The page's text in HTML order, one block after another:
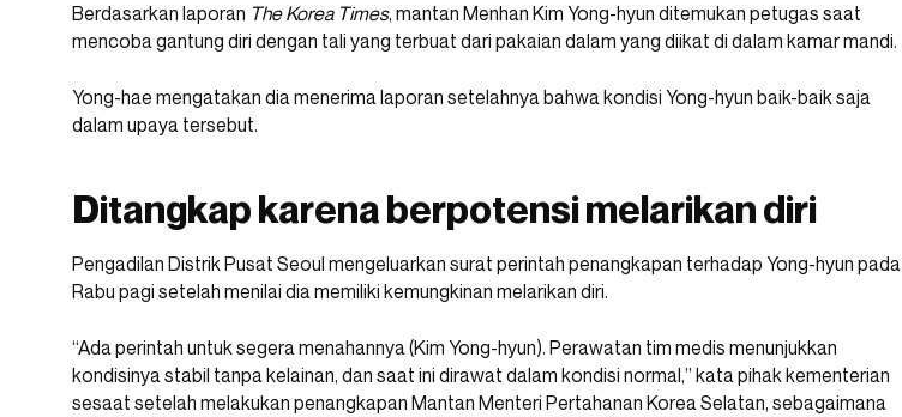
Berdasarkan laporan The Korea Times, mantan Menhan Kim Yong-hyun ditemukan petugas saat
mencoba gantung diri dengan tali yang terbuat dari pakaian dalam yang diikat di dalam kamar mandi.
Yong-hae mengatakan dia menerima laporan setelahnya bahwa kondisi Yong-hyun baik-baik saja
dalam upaya tersebut.
Ditangkap karena berpotensi melarikan diri
Pengadilan Distrik Pusat Seoul mengeluarkan surat perintah penangkapan terhadap Yong-hyun pada
Rabu pagi setelah menilai dia memiliki kemungkinan melarikan diri.
“Ada perintah untuk segera menahannya (Kim Yong-hyun). Perawatan tim medis menunjukkan
kondisinya stabil tanpa kelainan, dan saat ini dirawat dalam kondisi normal,” kata pihak kementerian
sesaat setelah melakukan penangkapan Mantan Menteri Pertahanan Korea Selatan, sebagaimana